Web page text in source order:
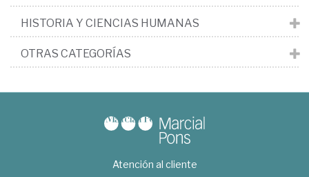
HISTORIA Y CIENCIAS HUMANAS
OTRAS CATEGORÍAS
Atención al cliente